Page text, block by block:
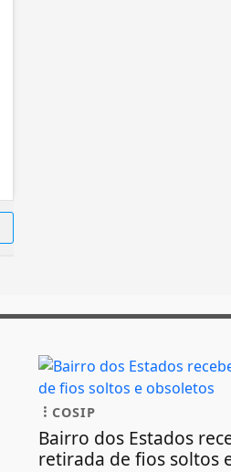
COSIP
Bairro dos Estados
retirada de fios soltos